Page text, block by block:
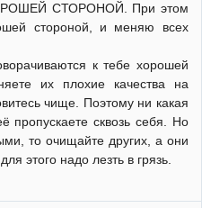
СТОРОНОЙ. При этом
стороной, и меняю всех
к тебе хорошей
их плохие качества на
чище. Поэтому ни какая
пропускаете сквозь себя. Но
то очищайте других, а они
этого надо лезть в грязь.